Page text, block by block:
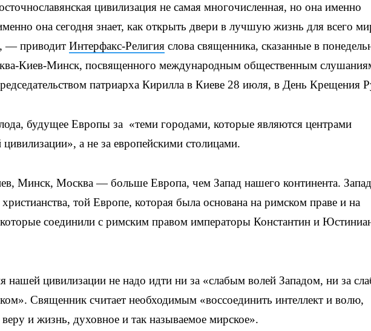
цивилизация не самая многочисленная, но она именно
она сегодня знает, как открыть двери в лучшую жизнь для всего
— приводит Интерфакс-Религия слова священника, сказанные в
Киев-Минск, посвященного международным общественным
патриарха Кирилла в Киеве 28 июля, в День Крещения
будущее Европы за «теми городами, которые являются центрами
цивилизации», а не за европейскими столицами.
Минск, Москва — больше Европа, чем Запад нашего континента. Запад
той Европе, которая была основана на римском праве и на
которые соединили с римским правом императоры Константин и
нашей цивилизации не надо идти ни за «слабым волей Западом, ни за
Священник считает необходимым «воссоединить интеллект и волю,
и жизнь, духовное и так называемое мирское».